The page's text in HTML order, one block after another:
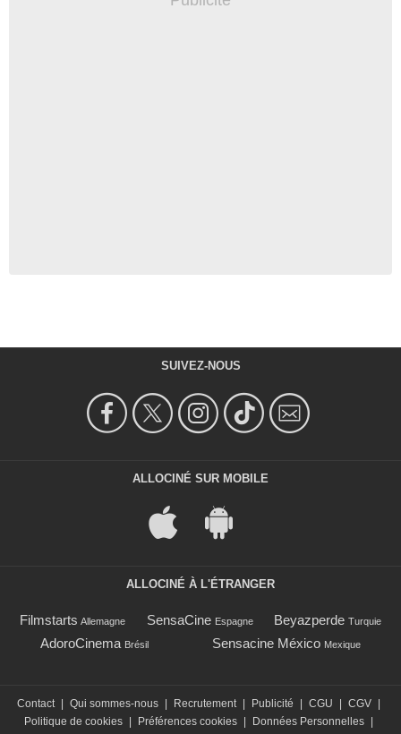
SUIVEZ-NOUS
ALLOCINÉ SUR MOBILE
ALLOCINÉ À L'ÉTRANGER
Filmstarts Allemagne SensaCine Espagne Beyazperde Turquie
AdoroCinema Brésil Sensacine México Mexique
Contact | Qui sommes-nous | Recrutement | Publicité | CGU | CGV |
Politique de cookies | Préférences cookies | Données Personnelles |